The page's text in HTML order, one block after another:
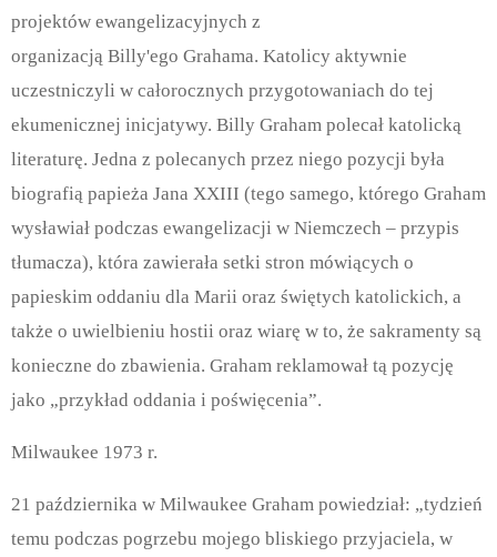
projektów ewangelizacyjnych z
organizacją Billy'ego Grahama. Katolicy aktywnie
uczestniczyli w całorocznych przygotowaniach do tej
ekumenicznej inicjatywy. Billy Graham polecał katolicką
literaturę. Jedna z polecanych przez niego pozycji była
biografią papieża Jana XXIII (tego samego, którego Graham
wysławiał podczas ewangelizacji w Niemczech – przypis
tłumacza), która zawierała setki stron mówiących o
papieskim oddaniu dla Marii oraz świętych katolickich, a
także o uwielbieniu hostii oraz wiarę w to, że sakramenty są
konieczne do zbawienia. Graham reklamował tą pozycję
jako „przykład oddania i poświęcenia”.
Milwaukee 1973 r.
21 października w Milwaukee Graham powiedział: „tydzień
temu podczas pogrzebu mojego bliskiego przyjaciela, w